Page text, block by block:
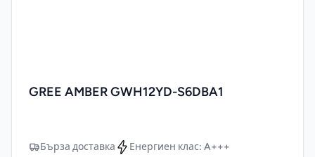
GREE AMBER GWH12YD-S6DBA1
Бърза доставка Енергиен клас: A+++